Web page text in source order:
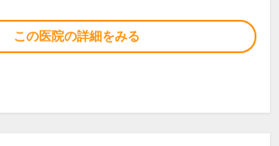
この医院の詳細をみる